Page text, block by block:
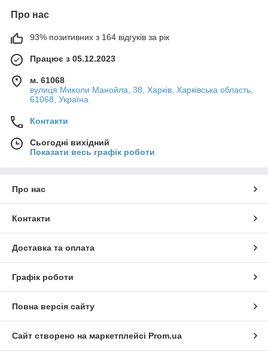
Про нас
93% позитивних з 164 відгуків за рік
Працює з 05.12.2023
м. 61068
вулиця Миколи Манойла, 38, Харків, Харківська область,
61068, Україна
Контакти
Сьогодні вихідний
Показати весь графік роботи
Про нас
Контакти
Доставка та оплата
Графік роботи
Повна версія сайту
Сайт створено на маркетплейсі Prom.ua